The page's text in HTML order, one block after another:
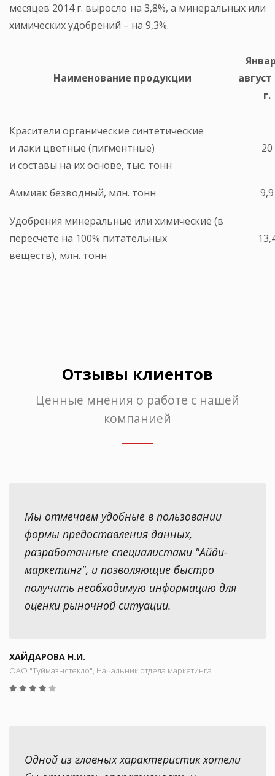
месяцев 2014 г. выросло на 3,8%, а минеральных или
химических удобрений – на 9,3%.
Наименование продукции
август
г.
Красители органические синтетические
и лаки цветные (пигментные)
и составы на их основе, тыс. тонн
20
Аммиак безводный, млн. тонн 9,9
Удобрения минеральные или химические (в
пересчете на 100% питательных
веществ), млн. тонн
Отзывы клиентов
Ценные мнения о работе с нашей
компанией
Мы отмечаем удобные в пользовании
формы предоставления данных,
разработанные специалистами "Айди-
маркетинг", и позволяющие быстро
получить необходимую информацию для
оценки рыночной ситуации.
ХАЙДАРОВА Н.И.
ОАО "Туймазыстекло", Начальник отдела маркетинга
Одной из главных характеристик хотели